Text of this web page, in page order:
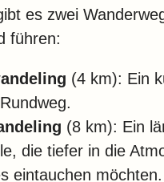
es zwei
führen:
(4 km): Ein
(8 km): Ein
die tiefer in die
eintauchen möchten.